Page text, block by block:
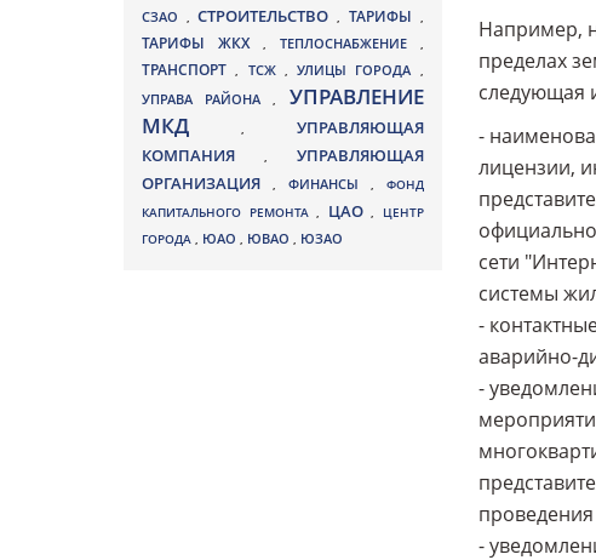
Например,
пределах
следующая
-
лицензии,
сети
системы
-
аварийно-
-
-
СЗАО ,СТРОИТЕЛЬСТВО, ТАРИФЫ ,
ТАРИФЫ ЖКХ , ТЕПЛОСНАБЖЕНИЕ ,
ТРАНСПОРТ, ТСЖ , УЛИЦЫ ГОРОДА ,
УПРАВА РАЙОНА, УПРАВЛЕНИЕ
МКД, УПРАВЛЯЮЩАЯ
КОМПАНИЯ
, УПРАВЛЯЮЩАЯ
ОРГАНИЗАЦИЯ
, ФИНАНСЫ , ФОНД
КАПИТАЛЬНОГО РЕМОНТА , ЦАО ,
ЦЕНТР
ГОРОДА , ЮАО , ЮВАО , ЮЗАО